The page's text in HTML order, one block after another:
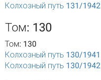
Колхозный путь 131/1942
Том: 130
Том: 130
Колхозный путь 130/1941
Колхозный путь 130/1942